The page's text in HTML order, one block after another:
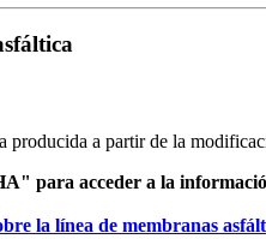
producida a partir de la
para acceder a la
la línea de membranas